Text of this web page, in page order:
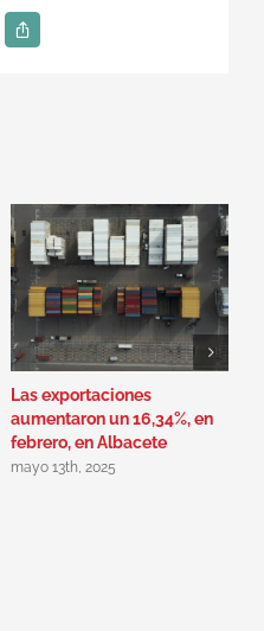
Copy
Link
Las exportaciones
aumentaron un 16,34%, en
febrero, en Albacete
mayo 13th, 2025